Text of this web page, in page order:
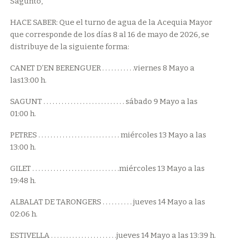
HACE SABER: Que el turno de agua de la Acequia Mayor
que corresponde de los días 8 al 16 de mayo de 2026, se
distribuye de la siguiente forma:
CANET D’EN BERENGUER . . . . . . . . . . .viernes 8 Mayo a
las13:00 h.
SAGUNT . . . . . . . . . . . . . . . . . . . . . . . . . . . sábado 9 Mayo a las
01:00 h.
PETRES . . . . . . . . . . . . . . . . . . . . . . . . . . . miércoles 13 Mayo a las
13:00 h.
GILET . . . . . . . . . . . . . . . . . . . . . . . . . . . . .miércoles 13 Mayo a las
19:48 h.
ALBALAT DE TARONGERS . . . . . . . . . . jueves 14 Mayo a las
02:06 h.
ESTIVELLA . . . . . . . . . . . . . . . . . . . . . .jueves 14 Mayo a las 13:39 h.